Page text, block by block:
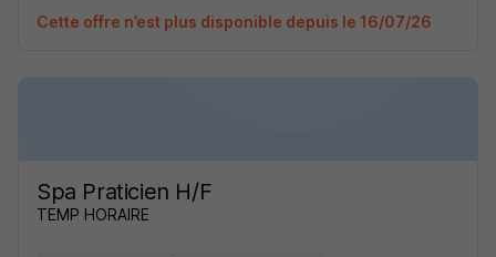
Cette offre n’est plus disponible depuis le 16/07/26
Spa Praticien H/F
TEMP HORAIRE